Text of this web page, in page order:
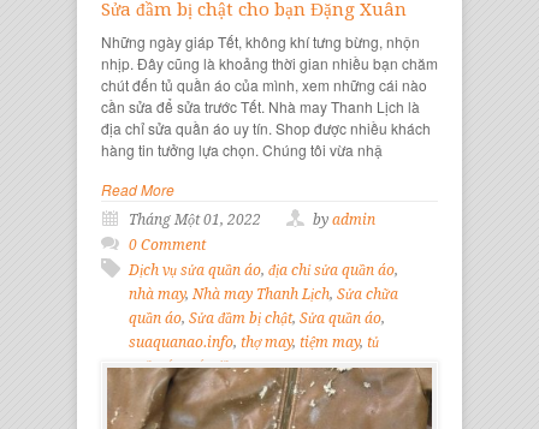
Sửa đầm bị chật cho bạn Đặng Xuân
Những ngày giáp Tết, không khí tưng bừng, nhộn
nhịp. Đây cũng là khoảng thời gian nhiều bạn chăm
chút đến tủ quần áo của mình, xem những cái nào
cần sửa để sửa trước Tết. Nhà may Thanh Lịch là
địa chỉ sửa quần áo uy tín. Shop được nhiều khách
hàng tin tưởng lựa chọn. Chúng tôi vừa nhậ
Read More
Tháng Một 01, 2022 by admin
0 Comment
Dịch vụ sửa quần áo, địa chỉ sửa quần áo,
nhà may, Nhà may Thanh Lịch, Sửa chữa
quần áo, Sửa đầm bị chật, Sửa quần áo,
suaquanao.info, thợ may, tiệm may, tủ
quần áo,váy đầm